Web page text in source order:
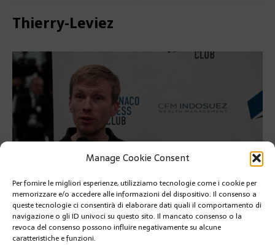
Manage Cookie Consent
Per fornire le migliori esperienze, utilizziamo tecnologie come i cookie per
memorizzare e/o accedere alle informazioni del dispositivo. Il consenso a
queste tecnologie ci consentirà di elaborare dati quali il comportamento di
navigazione o gli ID univoci su questo sito. Il mancato consenso o la
revoca del consenso possono influire negativamente su alcune
caratteristiche e funzioni.
Thierry-Leviez